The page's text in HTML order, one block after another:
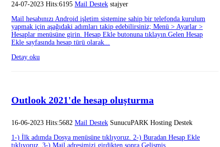
24-07-2023 Hits:6195 Mail Destek stajyer
Mail hesabınızı Android işletim sistemine sahip bir telefonda kurulum
yapmak için aşağıdaki adımları takip edebilirsiniz; Menü > Ayarlar >
Hesaplar menüsüne girin. Hesap Ekle butonuna tıklayın.Gelen Hesap
Ekle sayfasında hesap türü olarak...
Detay oku
Outlook 2021'de hesap oluşturma
16-06-2023 Hits:5682 Mail Destek SunucuPARK Hosting Destek
1-) İlk adımda Dosya menüsüne tıklıyoruz. 2-) Buradan Hesap Ekle
tıklıyoruz. 3-) Mail adresimizi girdikten sonra Gelişmiş